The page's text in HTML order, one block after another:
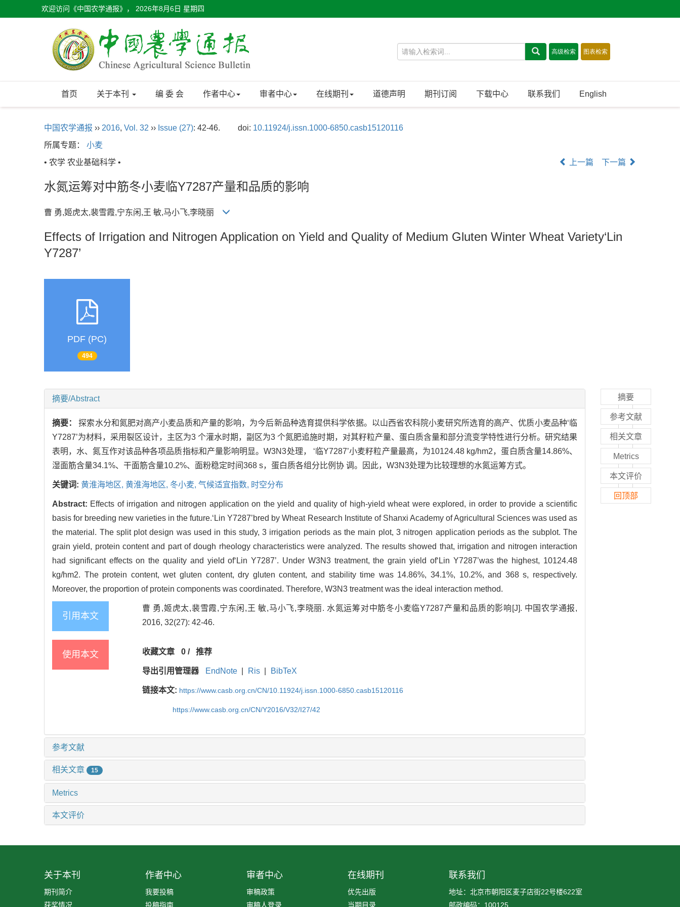
欢迎访问《中国农学通报》， 2026年8月6日 星期四
首页 关于本刊 编 委 会 作者中心 审者中心 在线期刊 道德声明 期刊订阅 下载中心 联系我们 English
中国农学通报 ›› 2016, Vol. 32 ›› Issue (27): 42-46. doi: 10.11924/j.issn.1000-6850.casb15120116
所属专题： 小麦
• 农学 农业基础科学 •
上一篇 下一篇
水氮运筹对中筋冬小麦临Y7287产量和品质的影响
曹 勇,姬虎太,裴雪霞,宁东闲,王 敏,马小飞,李晓丽
Effects of Irrigation and Nitrogen Application on Yield and Quality of Medium Gluten Winter Wheat Variety‘Lin
Y7287’
PDF (PC)
494
摘要/Abstract
摘要：探索水分和氮肥对高产小麦品质和产量的影响，为今后新品种选育提供科学依据。以山西省农科院小麦研究所选育的高产、优质小麦品种‘临
Y7287’为材料，采用裂区设计，主区为3 个灌水时期，副区为3 个氮肥追施时期，对其籽粒产量、蛋白质含量和部分流变学特性进行分析。研究结果
表明，水、氮互作对该品种各项品质指标和产量影响明显。W3N3处理， ‘临Y7287’小麦籽粒产量最高，为10124.48 kg/hm2，蛋白质含量14.86%、
湿面筋含量34.1%、干面筋含量10.2%、面粉稳定时间368 s，蛋白质各组分比例协 调。因此，W3N3处理为比较理想的水氮运筹方式。
关键词: 黄淮海地区, 黄淮海地区, 冬小麦, 气候适宜指数, 时空分布
Abstract: Effects of irrigation and nitrogen application on the yield and quality of high-yield wheat were explored, in order to provide a scientific
basis for breeding new varieties in the future.‘Lin Y7287’bred by Wheat Research Institute of Shanxi Academy of Agricultural Sciences was used as
the material. The split plot design was used in this study, 3 irrigation periods as the main plot, 3 nitrogen application periods as the subplot. The
grain yield, protein content and part of dough rheology characteristics were analyzed. The results showed that, irrigation and nitrogen interaction
had significant effects on the quality and yield of‘Lin Y7287’. Under W3N3 treatment, the grain yield of‘Lin Y7287’was the highest, 10124.48
kg/hm2. The protein content, wet gluten content, dry gluten content, and stability time was 14.86%, 34.1%, 10.2%, and 368 s, respectively.
Moreover, the proportion of protein components was coordinated. Therefore, W3N3 treatment was the ideal interaction method.
引用本文
曹 勇,姬虎太,裴雪霞,宁东闲,王 敏,马小飞,李晓丽. 水氮运筹对中筋冬小麦临Y7287产量和品质的影响[J]. 中国农学通报,
2016, 32(27): 42-46.
使用本文 收藏文章 0/ 推荐
导出引用管理器 EndNote Ris BibTeX
链接本文: https://www.casb.org.cn/CN/10.11924/j.issn.1000-6850.casb15120116
https://www.casb.org.cn/CN/Y2016/V32/I27/42
参考文献
相关文章 15
Metrics
本文评价
摘要
参考文献
相关文章
Metrics
本文评价
回顶部
关于本刊
期刊简介
获奖情况
作者中心
我要投稿
投稿指南
审者中心
审稿政策
审稿人登录
在线期刊
优先出版
当期目录
联系我们
地址：北京市朝阳区麦子店街22号楼622室
邮政编码：100125